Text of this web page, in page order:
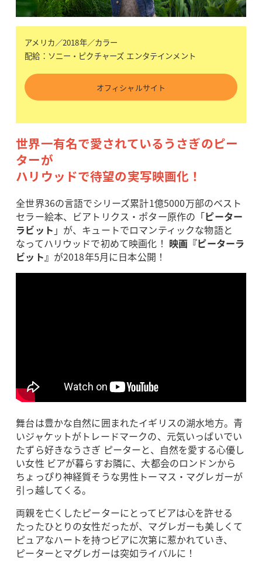
アメリカ／2018年／カラー
配給：ソニー・ピクチャーズ エンタテインメント
オフィシャルサイト
世界一有名で愛されているうさぎのピー
ターが
ハリウッドで待望の実写映画化！
全世界36の言語でシリーズ累計1億5000万部のベスト
セラー絵本、ビアトリクス・ポター原作の「ピーター
ラビット 」が、キュートでロマンティックな物語と
なってハリウッドで初めて映画化！ 映画『ピーターラ
ビット』 が2018年5月に日本公開！
舞台は豊かな自然に囲まれたイギリスの湖水地方。青
いジャケットがトレードマークの、元気いっぱいでい
たずら好きなうさぎ ピーターと、自然を愛する心優し
い女性 ビアが暮らすお隣に、大都会のロンドンから
ちょっぴり神経質そうな男性トーマス・マグレガーが
引っ越してくる。
両親を亡くしたピーターにとってビアは心を許せる
たったひとりの女性だったが、マグレガーも美しくて
ピュアなハートを持つビアに次第に惹かれていき、
ピーターとマグレガーは突如ライバルに！